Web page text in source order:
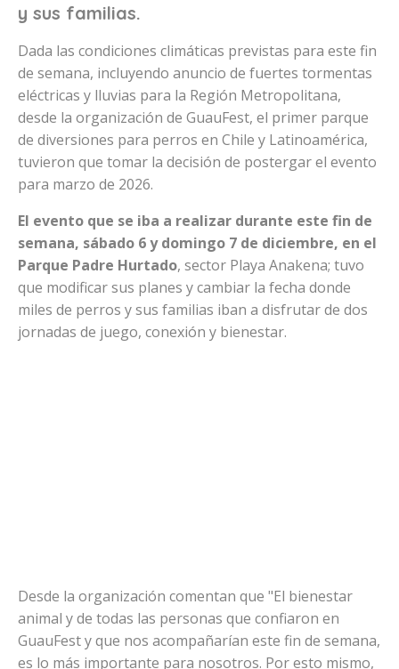
y sus familias.
Dada las condiciones climáticas previstas para este fin
de semana, incluyendo anuncio de fuertes tormentas
eléctricas y lluvias para la Región Metropolitana,
desde la organización de GuauFest, el primer parque
de diversiones para perros en Chile y Latinoamérica,
tuvieron que tomar la decisión de postergar el evento
para marzo de 2026.
El evento que se iba a realizar durante este fin de
semana, sábado 6 y domingo 7 de diciembre, en el
Parque Padre Hurtado, sector Playa Anakena; tuvo
que modificar sus planes y cambiar la fecha donde
miles de perros y sus familias iban a disfrutar de dos
jornadas de juego, conexión y bienestar.
Desde la organización comentan que "El bienestar
animal y de todas las personas que confiaron en
GuauFest y que nos acompañarían este fin de semana,
es lo más importante para nosotros. Por esto mismo,